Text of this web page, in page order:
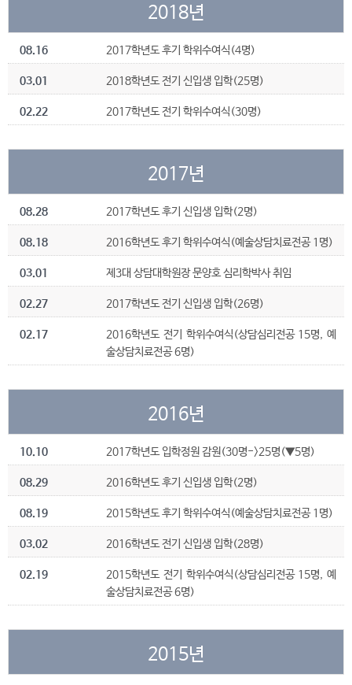
2018년
08.16 2017학년도 후기 학위수여식(4명)
03.01 2018학년도 전기 신입생 입학(25명)
02.22 2017학년도 전기 학위수여식(30명)
2017년
08.28 2017학년도 후기 신입생 입학(2명)
08.18 2016학년도 후기 학위수여식(예술상담치료전공 1명)
03.01 제3대 상담대학원장 문양호 심리학박사 취임
02.27 2017학년도 전기 신입생 입학(26명)
02.17
2016학년도 전기 학위수여식(상담심리전공 15명, 예
술상담치료전공 6명)
2016년
10.10 2017학년도 입학정원 감원(30명->25명(▼5명)
08.29 2016학년도 후기 신입생 입학(2명)
08.19 2015학년도 후기 학위수여식(예술상담치료전공 1명)
03.02 2016학년도 전기 신입생 입학(28명)
02.19
2015학년도 전기 학위수여식(상담심리전공 15명, 예
술상담치료전공 6명)
2015년